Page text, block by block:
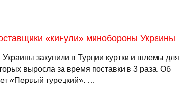
«кинули» минобороны Украины
закупили в Турции куртки и шлемы для
выросла за время поставки в 3 раза. Об
«Первый турецкий». …